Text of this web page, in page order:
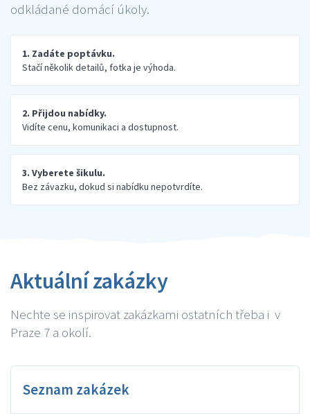
odkládané domácí úkoly.
1. Zadáte poptávku.
Stačí několik detailů, fotka je výhoda.
2. Přijdou nabídky.
Vidíte cenu, komunikaci a dostupnost.
3. Vyberete šikulu.
Bez závazku, dokud si nabídku nepotvrdíte.
Aktuální zakázky
Nechte se inspirovat zakázkami ostatních třeba i v
Praze 7 a okolí.
Seznam zakázek